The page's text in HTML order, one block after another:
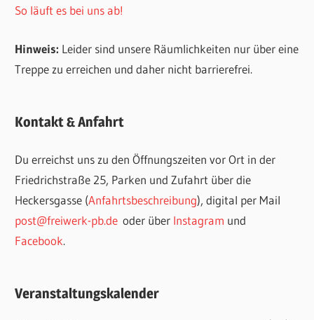
So läuft es bei uns ab!
Hinweis: Leider sind unsere Räumlichkeiten nur über eine
Treppe zu erreichen und daher nicht barrierefrei.
Kontakt & Anfahrt
Du erreichst uns zu den Öffnungszeiten vor Ort in der
Friedrichstraße 25, Parken und Zufahrt über die
Heckersgasse (Anfahrtsbeschreibung), digital per Mail
post@freiwerk-pb.de oder über Instagram und
Facebook.
Veranstaltungskalender